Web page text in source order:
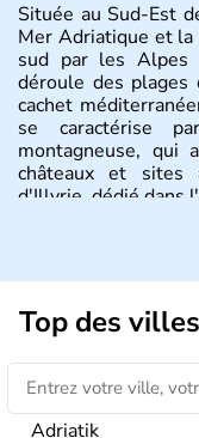
Située au Sud-Est
Mer Adriatique et la
sud par les Alpes
déroule des plages
cachet
se caractérise
montagneuse, qui
châteaux et sites
d'Illyrie, dédié dans
Top des villes
Adriatik